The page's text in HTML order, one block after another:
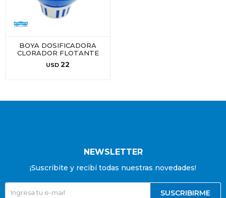
BOYA DOSIFICADORA
CLORADOR FLOTANTE
USD 22
NEWSLETTER
¡Suscribite y recibí todas nuestras novedades!
SUSCRIBIRME